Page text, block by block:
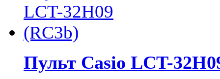
Пульт Casio LCT-